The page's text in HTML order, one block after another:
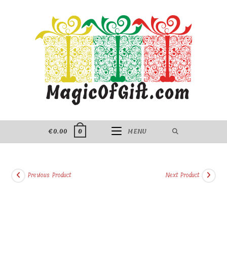
€0.00 0 MENU
Previous Product Next Product